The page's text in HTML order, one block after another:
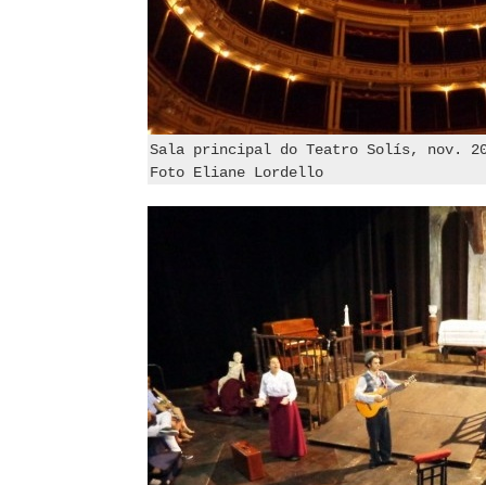
Sala principal do Teatro Solís, nov.
Foto Eliane Lordello